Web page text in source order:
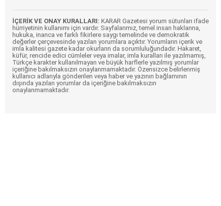
İÇERİK VE ONAY KURALLARI: KARAR Gazetesi yorum sütunları ifade
hürriyetinin kullanımı için vardır. Sayfalarımız, temel insan haklarına,
hukuka, inanca ve farklı fikirlere saygı temelinde ve demokratik
değerler çerçevesinde yazılan yorumlara açıktır. Yorumların içerik ve
imla kalitesi gazete kadar okurların da sorumluluğundadır. Hakaret,
küfür, rencide edici cümleler veya imalar, imla kuralları ile yazılmamış,
Türkçe karakter kullanılmayan ve büyük harflerle yazılmış yorumlar
içeriğine bakılmaksızın onaylanmamaktadır. Özensizce belirlenmiş
kullanıcı adlarıyla gönderilen veya haber ve yazının bağlamının
dışında yazılan yorumlar da içeriğine bakılmaksızın
onaylanmamaktadır.